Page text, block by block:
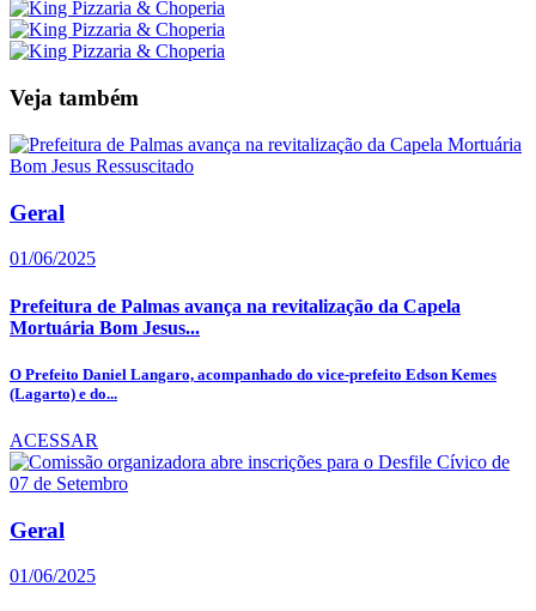
Veja também
Geral
01/06/2025
Prefeitura de Palmas avança na revitalização da Capela
Mortuária Bom Jesus...
O Prefeito Daniel Langaro, acompanhado do vice-prefeito Edson Kemes
(Lagarto) e do...
ACESSAR
Geral
01/06/2025